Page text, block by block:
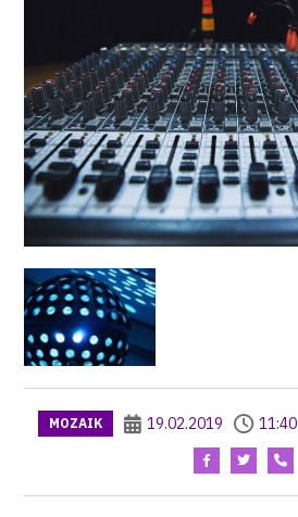
MOZAIK 19.02.2019 11:40